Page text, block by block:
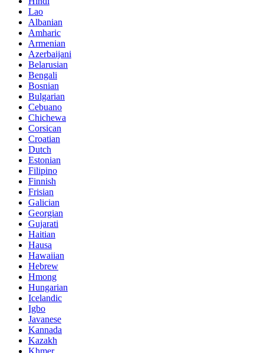
Lao
Albanian
Amharic
Armenian
Azerbaijani
Belarusian
Bengali
Bosnian
Bulgarian
Cebuano
Chichewa
Corsican
Croatian
Dutch
Estonian
Filipino
Finnish
Frisian
Galician
Georgian
Gujarati
Haitian
Hausa
Hawaiian
Hebrew
Hmong
Hungarian
Icelandic
Igbo
Javanese
Kannada
Kazakh